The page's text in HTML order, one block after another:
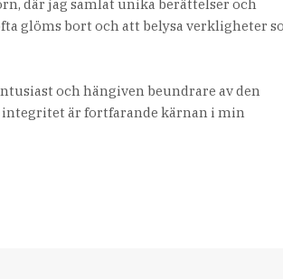
där jag samlat unika berättelser och
glöms bort och att belysa verkligheter
och hängiven beundrare av den
är fortfarande kärnan i min